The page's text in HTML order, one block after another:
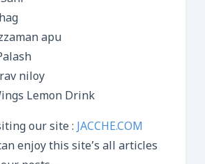
apu
niloy
Lemon Drink
our site : JACCHE.COM
enjoy this site’s all articles